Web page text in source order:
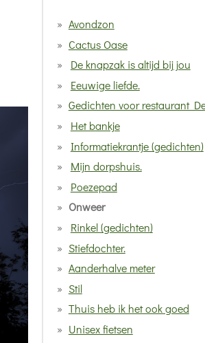
Avondzon
Cactus Oase
De knapzak is altijd bij jou
Eeuwige liefde.
Gedichten voor restaurant
Het bankje
Informatiekrantje (gedichten)
Mijn dorpshuis.
Poezepad
Onweer
Rinkel (gedichten)
Stiefdochter.
Aanderhalve meter
Stil
Thuis heb ik het ook goed
Unisex fietsen